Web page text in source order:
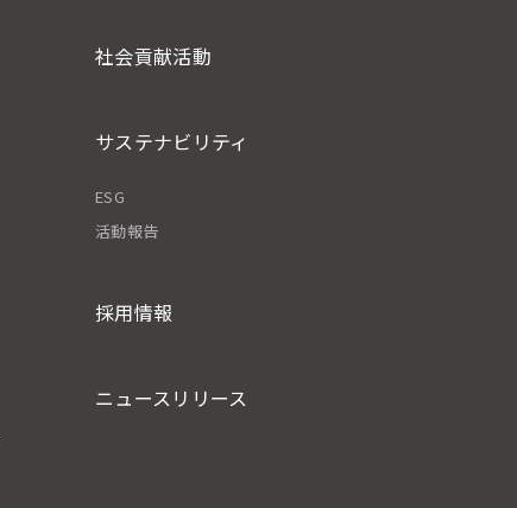
社会貢献活動
サステナビリティ
ESG
活動報告
採用情報
ニュースリリース